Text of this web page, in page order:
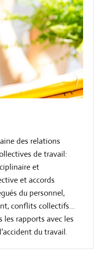
des relations
de travail:
et
et accords
du personnel,
conflits collectifs...
les rapports avec les
du travail.